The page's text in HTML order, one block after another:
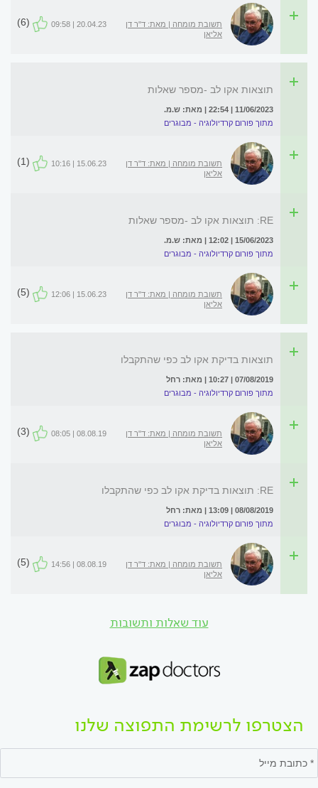
תשובת מומחה | מאת: ד"ר דן
אליאן
20.04.23 | 09:58
(6)
תוצאות אקו לב -מספר שאלות
11/06/2023 | 22:54 | מאת: ש.מ.
מתוך פורום קרדיולוגיה - מבוגרים
תשובת מומחה | מאת: ד"ר דן
אליאן
15.06.23 | 10:16
(1)
RE: תוצאות אקו לב -מספר שאלות
15/06/2023 | 12:02 | מאת: ש.מ.
מתוך פורום קרדיולוגיה - מבוגרים
תשובת מומחה | מאת: ד"ר דן
אליאן
15.06.23 | 12:06
(5)
תוצאות בדיקת אקו לב כפי שהתקבלו
07/08/2019 | 10:27 | מאת: רחל
מתוך פורום קרדיולוגיה - מבוגרים
תשובת מומחה | מאת: ד"ר דן
אליאן
08.08.19 | 08:05
(3)
RE: תוצאות בדיקת אקו לב כפי שהתקבלו
08/08/2019 | 13:09 | מאת: רחל
מתוך פורום קרדיולוגיה - מבוגרים
תשובת מומחה | מאת: ד"ר דן
אליאן
08.08.19 | 14:56
(5)
עוד שאלות ותשובות
הצטרפו לרשימת התפוצה שלנו